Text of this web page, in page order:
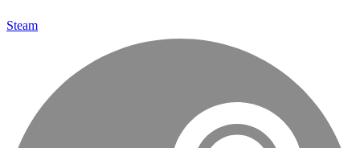
Steam